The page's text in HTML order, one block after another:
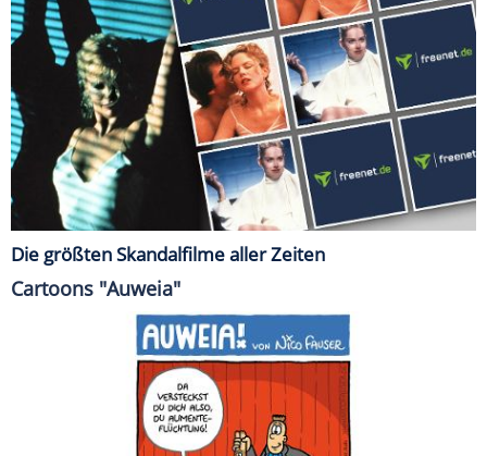
Die größten Skandalfilme aller Zeiten
Cartoons "Auweia"